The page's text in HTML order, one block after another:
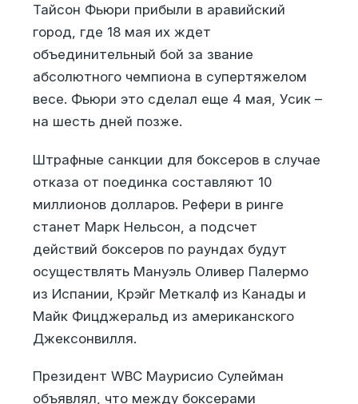
Тайсон Фьюри прибыли в аравийский
город, где 18 мая их ждет
объединительный бой за звание
абсолютного чемпиона в супертяжелом
весе. Фьюри это сделал еще 4 мая, Усик –
на шесть дней позже.
Штрафные санкции для боксеров в случае
отказа от поединка составляют 10
миллионов долларов. Рефери в ринге
станет Марк Нельсон, а подсчет
действий боксеров по раундах будут
осуществлять Мануэль Оливер Палермо
из Испании, Крэйг Меткалф из Канады и
Майк Фицджеральд из американского
Джексонвилля.
Президент WBC Маурисио Сулейман
объявлял, что между боксерами